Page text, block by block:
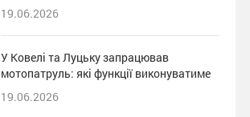
19.06.2026
У Ковелі та Луцьку запрацював
мотопатруль: які функції виконуватиме
19.06.2026